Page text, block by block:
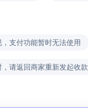
支付功能暂时无法使用
请返回商家重新发起收款